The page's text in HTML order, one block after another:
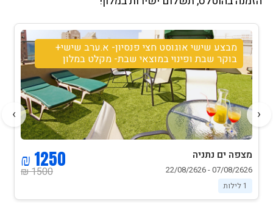
מבצע שישי אוגוסט חצי פנסיון- א.ערב שישי+
בוקר שבת ופינוי במוצאי שבת- מקלט במלון
מצפה ים נתניה
07/08/2626 - 22/08/2626
1 לילות
1500 ₪
1250 ₪
‹
›